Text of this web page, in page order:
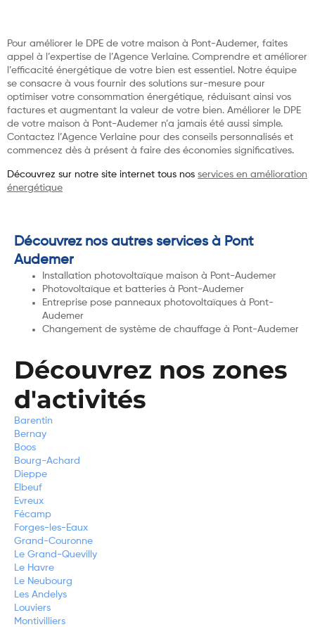
Pour améliorer le DPE de votre maison à Pont-Audemer, faites
appel à l’expertise de l’Agence Verlaine. Comprendre et améliorer
l’efficacité énergétique de votre bien est essentiel. Notre équipe
se consacre à vous fournir des solutions sur-mesure pour
optimiser votre consommation énergétique, réduisant ainsi vos
factures et augmentant la valeur de votre bien. Améliorer le DPE
de votre maison à Pont-Audemer n’a jamais été aussi simple.
Contactez l’Agence Verlaine pour des conseils personnalisés et
commencez dès à présent à faire des économies significatives.
Découvrez sur notre site internet tous nos services en amélioration
énergétique
Découvrez nos autres services à Pont
Audemer
Installation photovoltaïque maison à Pont-Audemer
Photovoltaïque et batteries à Pont-Audemer
Entreprise pose panneaux photovoltaïques à Pont-
Audemer
Changement de système de chauffage à Pont-Audemer
Découvrez nos zones
d'activités
Barentin
Bernay
Boos
Bourg-Achard
Dieppe
Elbeuf
Evreux
Fécamp
Forges-les-Eaux
Grand-Couronne
Le Grand-Quevilly
Le Havre
Le Neubourg
Les Andelys
Louviers
Montivilliers